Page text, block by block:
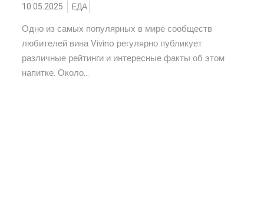
10.05.2025 ЕДА
Одно из самых популярных в мире сообществ
любителей вина Vivino регулярно публикует
различные рейтинги и интересные факты об этом
напитке. Около...